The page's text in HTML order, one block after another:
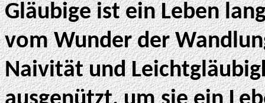
Gläubige ist ein Leben
vom Wunder der
Naivität und